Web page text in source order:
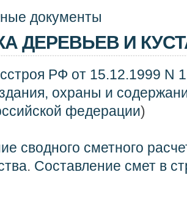
документы
ДЕРЕВЬЕВ И
РФ от 15.12.1999 N
охраны и
федерации)
сводного сметного
. Составление смет в